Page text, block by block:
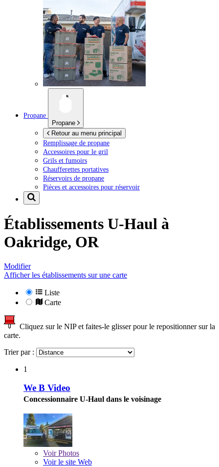
Propane
Propane
Retour au menu principal
Remplissage de propane
Accessoires pour le gril
Grils et fumoirs
Chaufferettes portatives
Réservoirs de propane
Pièces et accessoires pour réservoir
Établissements U-Haul à
Oakridge, OR
Modifier
Afficher les établissements sur une carte
Liste
Carte
Cliquez sur le NIP et faites-le glisser pour le repositionner sur la
carte.
Trier par :
1
We B Video
Concessionnaire U-Haul dans le voisinage
VoirPhotos
Voir le site Web